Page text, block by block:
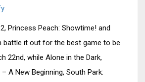
Princess Peach: Showtime! and
battle it out for the best game to be
22nd, while Alone in the Dark,
A New Beginning, South Park: